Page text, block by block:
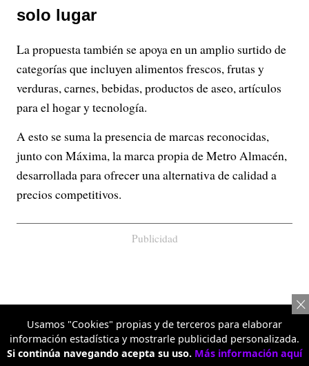
solo lugar
La propuesta también se apoya en un amplio surtido de
categorías que incluyen alimentos frescos, frutas y
verduras, carnes, bebidas, productos de aseo, artículos
para el hogar y tecnología.
A esto se suma la presencia de marcas reconocidas,
junto con Máxima, la marca propia de Metro Almacén,
desarrollada para ofrecer una alternativa de calidad a
precios competitivos.
Publicidad
Usamos "Cookies" propias y de terceros para elaborar
información estadística y mostrarle publicidad personalizada.
Si continúa navegando acepta su uso. Más información aquí